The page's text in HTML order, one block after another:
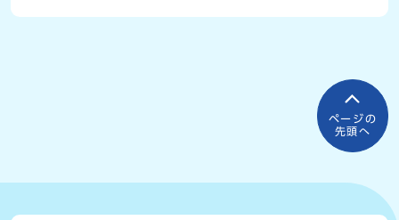
ページの
先頭へ